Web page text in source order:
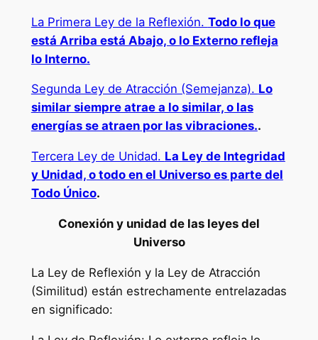
La Primera Ley de la Reflexión. Todo lo que
está Arriba está Abajo, o lo Externo refleja
lo Interno.
Segunda Ley de Atracción (Semejanza). Lo
similar siempre atrae a lo similar, o las
energías se atraen por las vibraciones..
Tercera Ley de Unidad. La Ley de Integridad
y Unidad, o todo en el Universo es parte del
Todo Único.
Conexión y unidad de las leyes del
Universo
La Ley de Reflexión y la Ley de Atracción
(Similitud) están estrechamente entrelazadas
en significado: